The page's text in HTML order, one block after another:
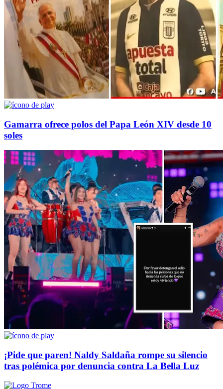
Gamarra ofrece polos del Papa León XIV desde 10
soles
¡Pide que paren! Naldy Saldaña rompe su silencio
tras polémica por denuncia contra La Bella Luz